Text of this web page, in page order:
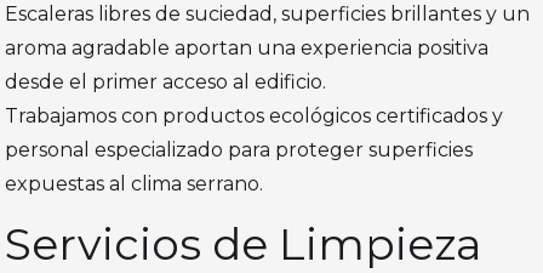
Escaleras libres de suciedad, superficies brillantes y un
aroma agradable aportan una experiencia positiva
desde el primer acceso al edificio.
Trabajamos con productos ecológicos certificados y
personal especializado para proteger superficies
expuestas al clima serrano.
Servicios de Limpieza